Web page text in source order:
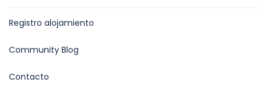
Registro alojamiento
Community Blog
Contacto